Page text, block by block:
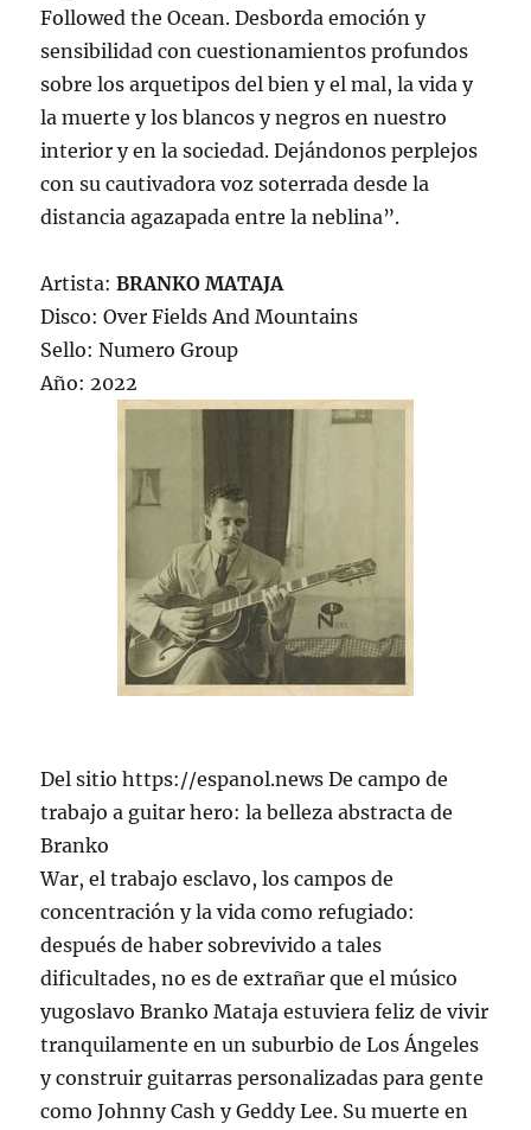
Followed the Ocean. Desborda emoción y
sensibilidad con cuestionamientos profundos
sobre los arquetipos del bien y el mal, la vida y
la muerte y los blancos y negros en nuestro
interior y en la sociedad. Dejándonos perplejos
con su cautivadora voz soterrada desde la
distancia agazapada entre la neblina”.
Artista:BRANKO MATAJA
Disco: Over Fields And Mountains
Sello: Numero Group
Año: 2022
Del sitio https://espanol.news De campo de
trabajo a guitar hero: la belleza abstracta de
Branko
War, el trabajo esclavo, los campos de
concentración y la vida como refugiado:
después de haber sobrevivido a tales
dificultades, no es de extrañar que el músico
yugoslavo Branko Mataja estuviera feliz de vivir
tranquilamente en un suburbio de Los Ángeles
y construir guitarras personalizadas para gente
como Johnny Cash y Geddy Lee. Su muerte en